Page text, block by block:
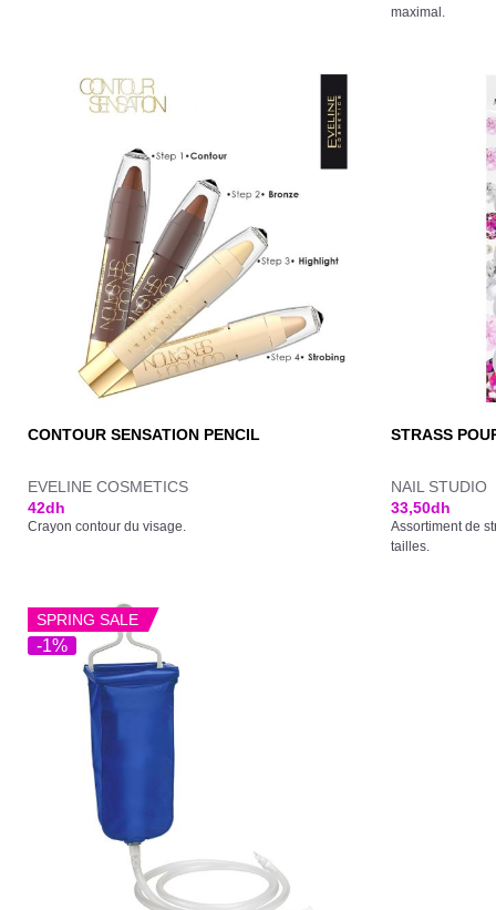
maximal.
CONTOUR SENSATION PENCIL
EVELINE COSMETICS
42dh
Crayon contour du visage.
STRASS
NAIL STUDIO
33,50dh
Assortiment de
tailles.
-1%
SPRING SALE